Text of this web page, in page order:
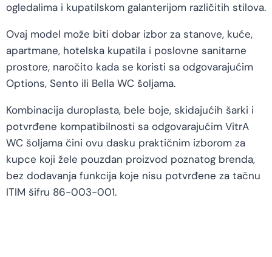
ogledalima i kupatilskom galanterijom različitih stilova.
Ovaj model može biti dobar izbor za stanove, kuće,
apartmane, hotelska kupatila i poslovne sanitarne
prostore, naročito kada se koristi sa odgovarajućim
Options, Sento ili Bella WC šoljama.
Kombinacija duroplasta, bele boje, skidajućih šarki i
potvrđene kompatibilnosti sa odgovarajućim VitrA
WC šoljama čini ovu dasku praktičnim izborom za
kupce koji žele pouzdan proizvod poznatog brenda,
bez dodavanja funkcija koje nisu potvrđene za tačnu
ITIM šifru 86-003-001.